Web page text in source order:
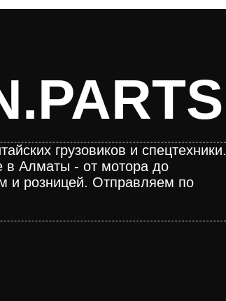
грузовиков и спецтехники.
в Алматы - от мотора до
и розницей. Отправляем по